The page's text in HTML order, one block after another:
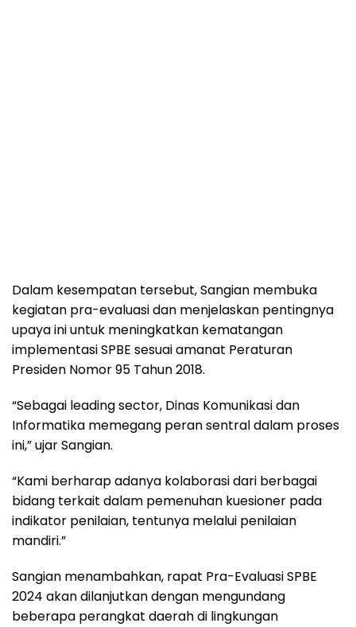
Dalam kesempatan tersebut, Sangian membuka
kegiatan pra-evaluasi dan menjelaskan pentingnya
upaya ini untuk meningkatkan kematangan
implementasi SPBE sesuai amanat Peraturan
Presiden Nomor 95 Tahun 2018.
“Sebagai leading sector, Dinas Komunikasi dan
Informatika memegang peran sentral dalam proses
ini,” ujar Sangian.
“Kami berharap adanya kolaborasi dari berbagai
bidang terkait dalam pemenuhan kuesioner pada
indikator penilaian, tentunya melalui penilaian
mandiri.”
Sangian menambahkan, rapat Pra-Evaluasi SPBE
2024 akan dilanjutkan dengan mengundang
beberapa perangkat daerah di lingkungan